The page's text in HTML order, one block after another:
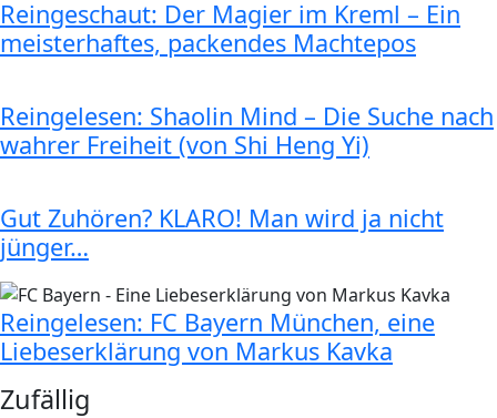
Reingeschaut: Der Magier im Kreml – Ein
meisterhaftes, packendes Machtepos
Reingelesen: Shaolin Mind – Die Suche nach
wahrer Freiheit (von Shi Heng Yi)
Gut Zuhören? KLARO! Man wird ja nicht
jünger…
Reingelesen: FC Bayern München, eine
Liebeserklärung von Markus Kavka
Zufällig